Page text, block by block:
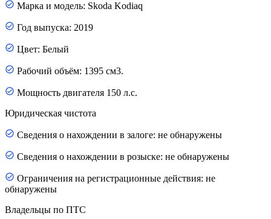
Марка и модель: Skoda Kodiaq
Год выпуска: 2019
Цвет: Белый
Рабочий объём: 1395 см3.
Мощность двигателя 150 л.с.
Юридическая чистота
Сведения о нахождении в залоге: не обнаружены
Сведения о нахождении в розыске: не обнаружены
Ограничения на регистрационные действия: не
обнаружены
Владельцы по ПТС